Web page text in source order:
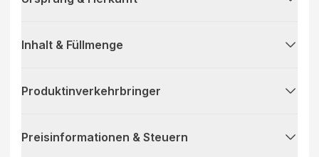
Inhalt & Füllmenge
Produktinverkehrbringer
Preisinformationen & Steuern